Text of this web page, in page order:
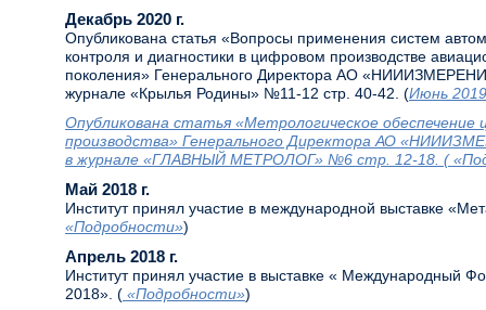
Декабрь 2020 г.
Опубликована статья «Вопросы применения систем
контроля и диагностики в цифровом производстве
поколения» Генерального Директора АО
журнале «Крылья Родины» №11-12 стр. 40-42. (Июнь
Опубликована статья «Метрологическое обеспечение
производства» Генерального Директора АО
в журнале «ГЛАВНЫЙ МЕТРОЛОГ» №6 стр. 12-18. (
Май 2018 г.
Институт принял участие в международной выставке
«Подробности»)
Апрель 2018 г.
Институт принял участие в выставке « Международный
2018». ( «Подробности»)